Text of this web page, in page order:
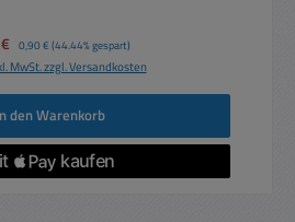
Regulärer Preis:
0,90 € (44.44% gespart)
MwSt. zzgl. Versandkosten
den Warenkorb